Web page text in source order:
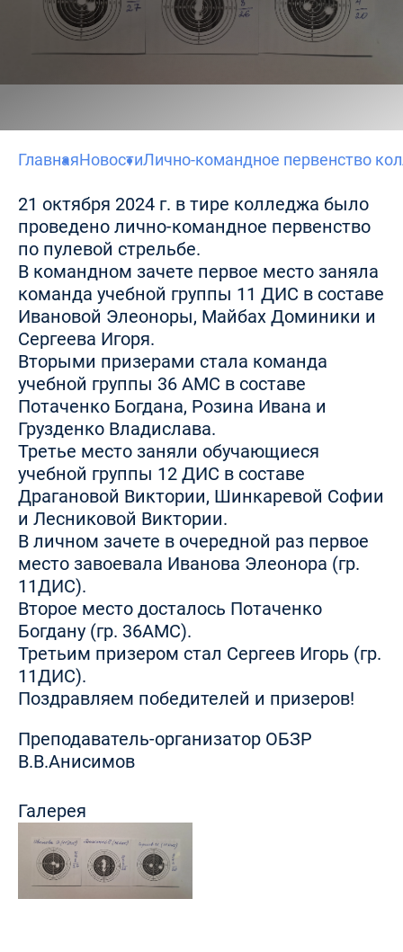
ГлавнаяНовостиЛично-командное первенство
21 октября 2024 г. в тире колледжа было
проведено лично-командное первенство
по пулевой стрельбе.
В командном зачете первое место заняла
команда учебной группы 11 ДИС в составе
Ивановой Элеоноры, Майбах Доминики и
Сергеева Игоря.
Вторыми призерами стала команда
учебной группы 36 АМС в составе
Потаченко Богдана, Розина Ивана и
Грузденко Владислава.
Третье место заняли обучающиеся
учебной группы 12 ДИС в составе
Драгановой Виктории, Шинкаревой Софии
и Лесниковой Виктории.
В личном зачете в очередной раз первое
место завоевала Иванова Элеонора (гр.
11ДИС).
Второе место досталось Потаченко
Богдану (гр. 36АМС).
Третьим призером стал Сергеев Игорь (гр.
11ДИС).
Поздравляем победителей и призеров!
Преподаватель-организатор ОБЗР
В.В.Анисимов
Галерея